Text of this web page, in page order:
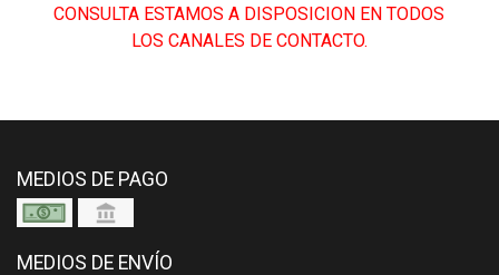
CONSULTA ESTAMOS A DISPOSICION EN TODOS
LOS CANALES DE CONTACTO.
MEDIOS DE PAGO
MEDIOS DE ENVÍO